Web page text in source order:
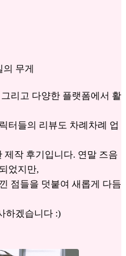
무게
리고 다양한 플랫폼에서 활
터들의 리뷰도 차례차례 업
제작 후기입니다. 연말 즈음
었지만,
점들을 덧붙여 새롭게 다듬
하겠습니다 :)